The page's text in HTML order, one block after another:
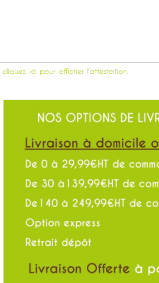
cliquez ici pour afficher l'attestation.